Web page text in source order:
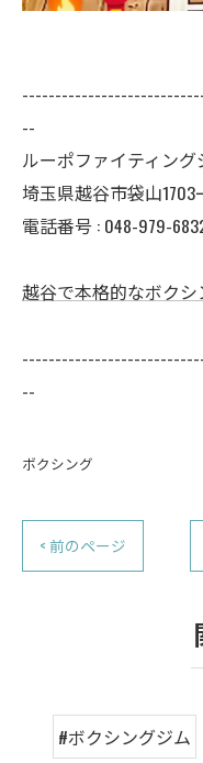
--
ルーポファイティング
埼玉県越谷市袋山1703
電話番号 : 048-979-
越谷で本格的なボクシ
--
ボクシング
< 前のページ
#ボクシングジム